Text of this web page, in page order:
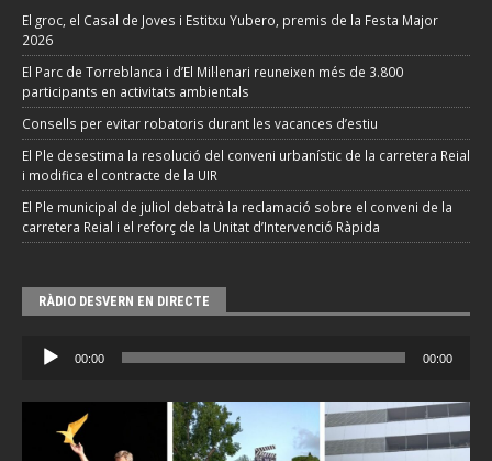
El groc, el Casal de Joves i Estitxu Yubero, premis de la Festa Major
2026
El Parc de Torreblanca i d’El Mil·lenari reuneixen més de 3.800
participants en activitats ambientals
Consells per evitar robatoris durant les vacances d’estiu
El Ple desestima la resolució del conveni urbanístic de la carretera Reial
i modifica el contracte de la UIR
El Ple municipal de juliol debatrà la reclamació sobre el conveni de la
carretera Reial i el reforç de la Unitat d’Intervenció Ràpida
RÀDIO DESVERN EN DIRECTE
Reproductor
d'àudio
00:00 00:00